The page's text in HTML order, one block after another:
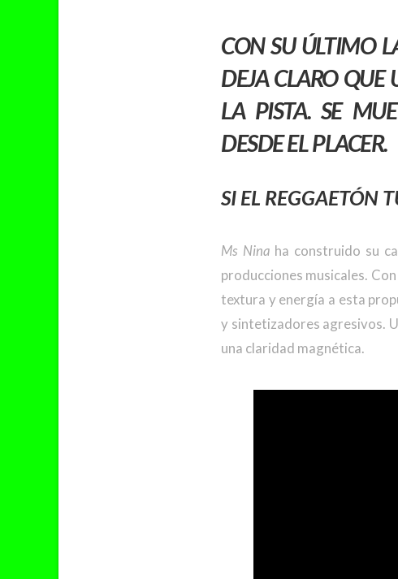
CON SU ÚLTIMO
DEJA CLARO QUE
LA PISTA. SE
DESDE EL PLACER.
SI EL REGGAETÓN
Ms Ninaha construido su
producciones musicales. Con
textura y energía a esta
y sintetizadores agresivos.
una claridad magnética.